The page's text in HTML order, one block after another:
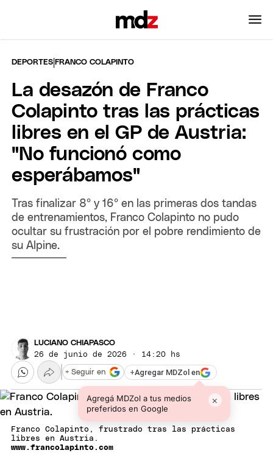
DEPORTES |FRANCO COLAPINTO
La desazón de Franco
Colapinto tras las prácticas
libres en el GP de Austria:
"No funcionó como
esperábamos"
Tras finalizar 8° y 16° en las primeras dos tandas
de entrenamientos, Franco Colapinto no pudo
ocultar su frustración por el pobre rendimiento de
su Alpine.
LUCIANO CHIAPASCO
26 de junio de 2026 · 14:20 hs
+Agregar MDZol en
Agregá MDZol a tus medios
preferidos en Google
×
+ Seguir en
Franco Colapinto, frustrado tras las prácticas
libres en Austria.
www.francolapinto.com